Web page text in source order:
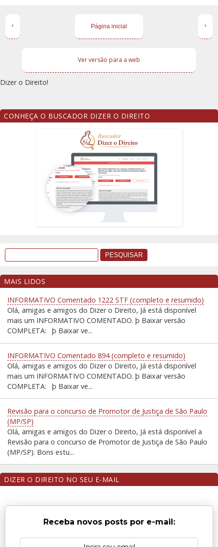
‹ ›
Página inicial
Ver versão para a web
Dizer o Direito!
CONHEÇA O BUSCADOR DIZER O DIREITO
MAIS LIDOS
INFORMATIVO Comentado 1222 STF (completo e resumido)
Olá, amigas e amigos do Dizer o Direito, Já está disponível
mais um INFORMATIVO COMENTADO. þ Baixar versão
COMPLETA: þ Baixar ve...
INFORMATIVO Comentado 894 (completo e resumido)
Olá, amigas e amigos do Dizer o Direito, Já está disponível
mais um INFORMATIVO COMENTADO. þ Baixar versão
COMPLETA: þ Baixar ve...
Revisão para o concurso de Promotor de Justiça de São Paulo
(MP/SP)
Olá, amigas e amigos do Dizer o Direito, Já está disponível a
Revisão para o concurso de Promotor de Justiça de São Paulo
(MP/SP). Bons estu...
DIZER O DIREITO NO SEU E-MAIL
Receba novos posts por e-mail: